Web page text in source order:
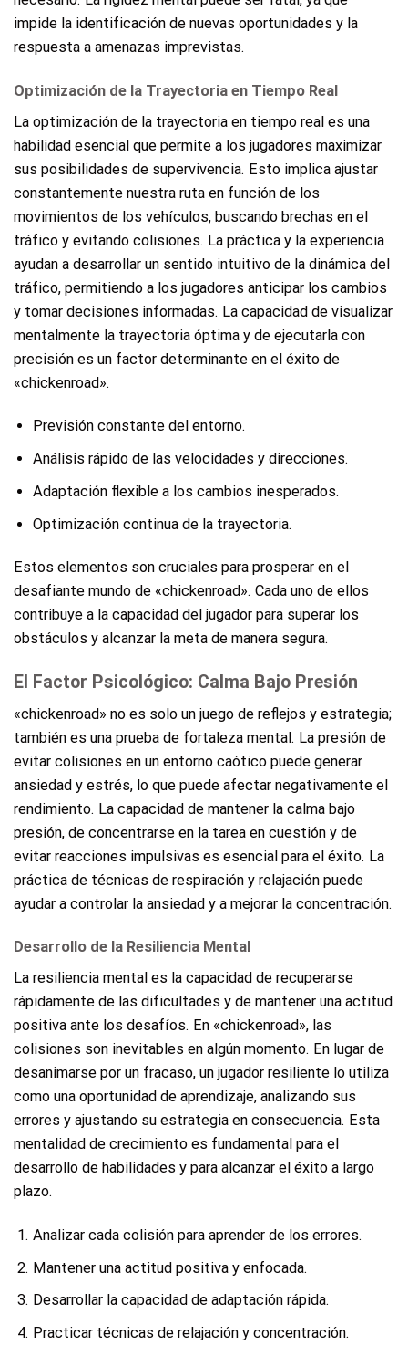
impide la identificación de nuevas oportunidades y la
respuesta a amenazas imprevistas.
Optimización de la Trayectoria en Tiempo Real
La optimización de la trayectoria en tiempo real es una
habilidad esencial que permite a los jugadores maximizar
sus posibilidades de supervivencia. Esto implica ajustar
constantemente nuestra ruta en función de los
movimientos de los vehículos, buscando brechas en el
tráfico y evitando colisiones. La práctica y la experiencia
ayudan a desarrollar un sentido intuitivo de la dinámica del
tráfico, permitiendo a los jugadores anticipar los cambios
y tomar decisiones informadas. La capacidad de visualizar
mentalmente la trayectoria óptima y de ejecutarla con
precisión es un factor determinante en el éxito de
«chickenroad».
Previsión constante del entorno.
Análisis rápido de las velocidades y direcciones.
Adaptación flexible a los cambios inesperados.
Optimización continua de la trayectoria.
Estos elementos son cruciales para prosperar en el
desafiante mundo de «chickenroad». Cada uno de ellos
contribuye a la capacidad del jugador para superar los
obstáculos y alcanzar la meta de manera segura.
El Factor Psicológico: Calma Bajo Presión
«chickenroad» no es solo un juego de reflejos y estrategia;
también es una prueba de fortaleza mental. La presión de
evitar colisiones en un entorno caótico puede generar
ansiedad y estrés, lo que puede afectar negativamente el
rendimiento. La capacidad de mantener la calma bajo
presión, de concentrarse en la tarea en cuestión y de
evitar reacciones impulsivas es esencial para el éxito. La
práctica de técnicas de respiración y relajación puede
ayudar a controlar la ansiedad y a mejorar la concentración.
Desarrollo de la Resiliencia Mental
La resiliencia mental es la capacidad de recuperarse
rápidamente de las dificultades y de mantener una actitud
positiva ante los desafíos. En «chickenroad», las
colisiones son inevitables en algún momento. En lugar de
desanimarse por un fracaso, un jugador resiliente lo utiliza
como una oportunidad de aprendizaje, analizando sus
errores y ajustando su estrategia en consecuencia. Esta
mentalidad de crecimiento es fundamental para el
desarrollo de habilidades y para alcanzar el éxito a largo
plazo.
Analizar cada colisión para aprender de los errores.
Mantener una actitud positiva y enfocada.
Desarrollar la capacidad de adaptación rápida.
Practicar técnicas de relajación y concentración.